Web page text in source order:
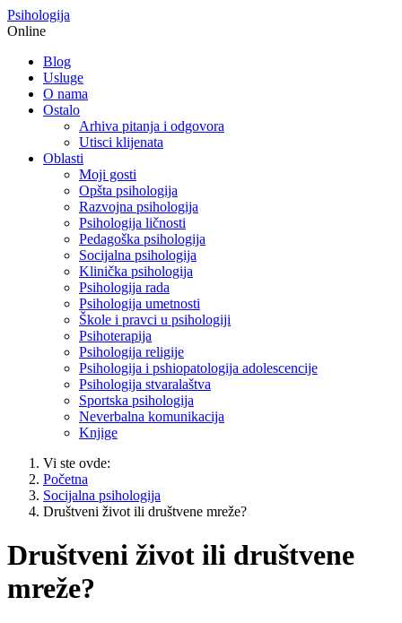
Psihologija
Online
Blog
Usluge
O nama
Ostalo
Arhiva pitanja i odgovora
Utisci klijenata
Oblasti
Moji gosti
Opšta psihologija
Razvojna psihologija
Psihologija ličnosti
Pedagoška psihologija
Socijalna psihologija
Klinička psihologija
Psihologija rada
Psihologija umetnosti
Škole i pravci u psihologiji
Psihoterapija
Psihologija religije
Psihologija i pshiopatologija adolescencije
Psihologija stvaralaštva
Sportska psihologija
Neverbalna komunikacija
Knjige
Vi ste ovde:
Početna
Socijalna psihologija
Društveni život ili društvene mreže?
Društveni život ili društvene
mreže?